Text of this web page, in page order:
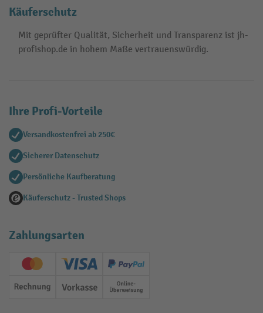
Käuferschutz
Mit geprüfter Qualität, Sicherheit und Transparenz ist jh-
profishop.de in hohem Maße vertrauenswürdig.
Ihre Profi-Vorteile
Versandkostenfrei ab 250€
Sicherer Datenschutz
Persönliche Kaufberatung
Käuferschutz - Trusted Shops
Zahlungsarten
Creditcard (Master)Creditcard (Visa)
PayPal
Rechnung Vorkasse Online-Überweisung